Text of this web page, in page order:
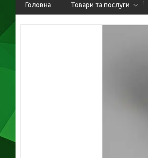
Головна Товари та послуги